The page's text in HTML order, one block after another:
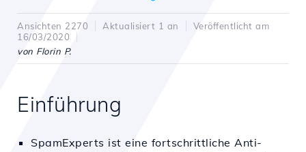
Ansichten 2270 Aktualisiert 1 an
Veröffentlicht am
16/03/2020
von Florin P.
Einführung
SpamExperts ist eine fortschrittliche Anti-